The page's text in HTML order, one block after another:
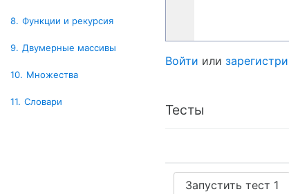
8. Функции и рекурсия
9. Двумерные массивы
10. Множества
11. Словари
Войти или
Тесты
Запустить тест 1